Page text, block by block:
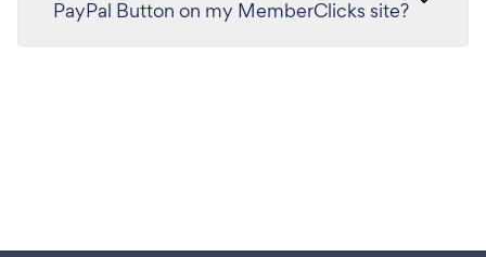
PayPal Button on my MemberClicks site?